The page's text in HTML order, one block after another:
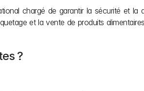
chargé de garantir la sécurité et la
et la vente de produits
?